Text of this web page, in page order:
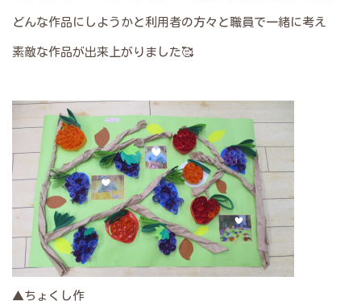
どんな作品にしようかと利用者の方々と職員で一緒に考え
素敵な作品が出来上がりました🥰
▲ちょくし作